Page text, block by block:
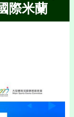
際米蘭